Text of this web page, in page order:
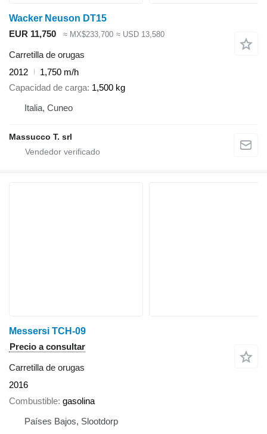
Wacker Neuson DT15
EUR 11,750
≈ MX$233,700 ≈ USD 13,580
Carretilla de orugas
2012
1,750 m/h
Capacidad de carga 1,500 kg
Italia, Cuneo
Massucco T. srl
Messersi TCH-09
Precio a consultar
Carretilla de orugas
2016
Combustible gasolina
Países Bajos, Slootdorp